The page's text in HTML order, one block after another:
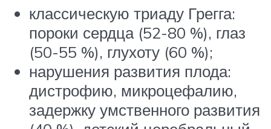
классическую триаду Грегга:
пороки сердца (52-80 %), глаз
(50-55 %), глухоту (60 %);
нарушения развития плода:
дистрофию, микроцефалию,
задержку умственного развития